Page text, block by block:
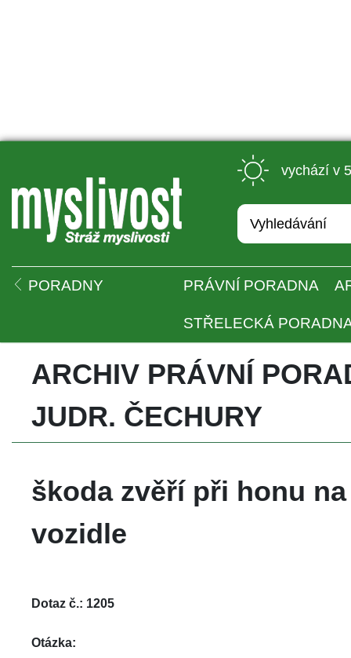
vychází v
PORADNY PRÁVNÍ PORADNA
STŘELECKÁ
ARCHIV PRÁVNÍ
JUDR. ČECHURY
škoda zvěří při honu
vozidle
Dotaz č.: 1205
Otázka: